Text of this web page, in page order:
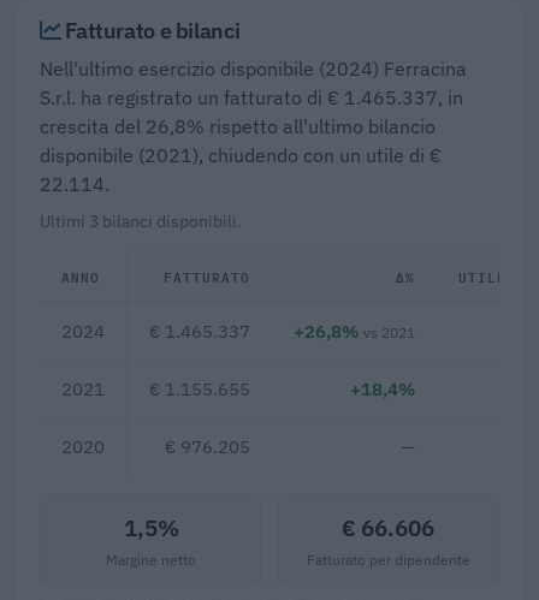
Fatturato e bilanci
Nell'ultimo esercizio disponibile (2024) Ferracina
S.r.l. ha registrato un fatturato di € 1.465.337, in
crescita del 26,8% rispetto all'ultimo bilancio
disponibile (2021), chiudendo con un utile di €
22.114.
Ultimi 3 bilanci disponibili.
ANNO FATTURATO Δ% UTILE/
2024 € 1.465.337 +26,8% vs 2021
2021 € 1.155.655 +18,4%
2020 € 976.205 —
1,5%
Margine netto
€ 66.606
Fatturato per dipendente